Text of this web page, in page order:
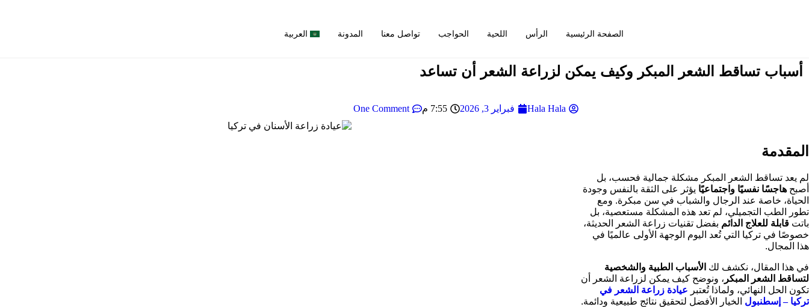
الصفحة الرئيسية الرأس اللحية الحواجب تواصل معنا المدونة العربية
أسباب تساقط الشعر المبكر وكيف يمكن لزراعة الشعر أن تساعد
Hala Hala فبراير 3, 2026 7:55 م One Comment
المقدمة
لم يعد تساقط الشعر المبكر مشكلة جمالية فحسب، بل
أصبح هاجسًا نفسيًا واجتماعيًا يؤثر على الثقة بالنفس وجودة
الحياة، خاصة عند الرجال والشباب في سن مبكرة. ومع
تطور الطب التجميلي، لم تعد هذه المشكلة مستعصية، بل
باتت قابلة للعلاج الدائم بفضل تقنيات زراعة الشعر الحديثة،
خصوصًا في تركيا التي تُعد اليوم الوجهة الأولى عالميًا في
هذا المجال.
في هذا المقال، نكشف لك الأسباب الطبية والشخصية
لتساقط الشعر المبكر ، ونوضح كيف يمكن لزراعة الشعر أن
تكون الحل النهائي، ولماذا تُعتبر عيادة زراعة الشعر في
تركيا – إسطنبول الخيار الأفضل لتحقيق نتائج طبيعية ودائمة.